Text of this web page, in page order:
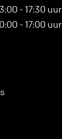
- 17:30 uur
- 17:00 uur